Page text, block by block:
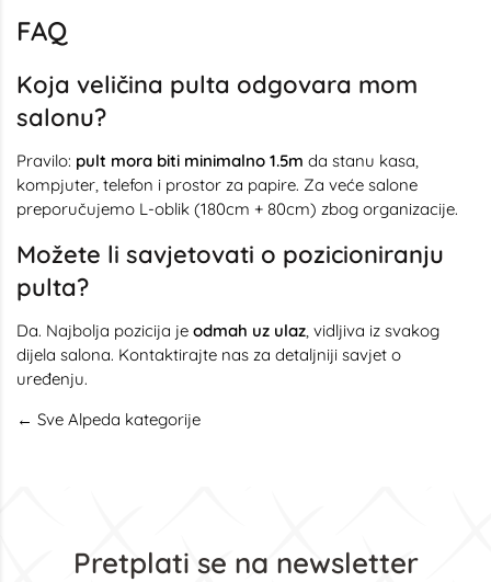
FAQ
Koja veličina pulta odgovara mom
salonu?
Pravilo: pult mora biti minimalno 1.5m da stanu kasa,
kompjuter, telefon i prostor za papire. Za veće salone
preporučujemo L-oblik (180cm + 80cm) zbog organizacije.
Možete li savjetovati o pozicioniranju
pulta?
Da. Najbolja pozicija je odmah uz ulaz, vidljiva iz svakog
dijela salona. Kontaktirajte nas za detaljniji savjet o
uređenju.
← Sve Alpeda kategorije
Pretplati se na newsletter